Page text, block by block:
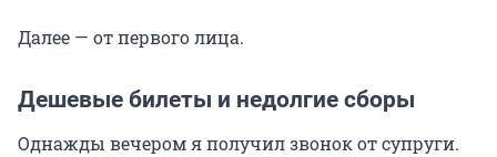
Далее — от первого лица.
Дешевые билеты и недолгие сборы
Однажды вечером я получил звонок от супруги.